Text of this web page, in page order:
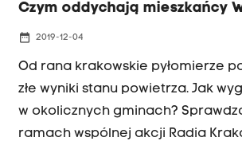
Czym oddychają mieszkańcy
date_range 2019-12-04
Od rana krakowskie pyłomierze
złe wyniki stanu powietrza. Jak
w okolicznych gminach?
ramach wspólnej akcji Radia